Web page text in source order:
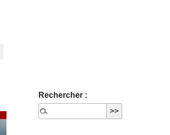
Rechercher :